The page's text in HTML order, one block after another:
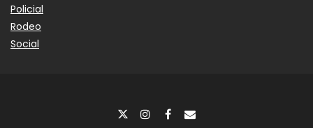
Policial
Rodeo
Social